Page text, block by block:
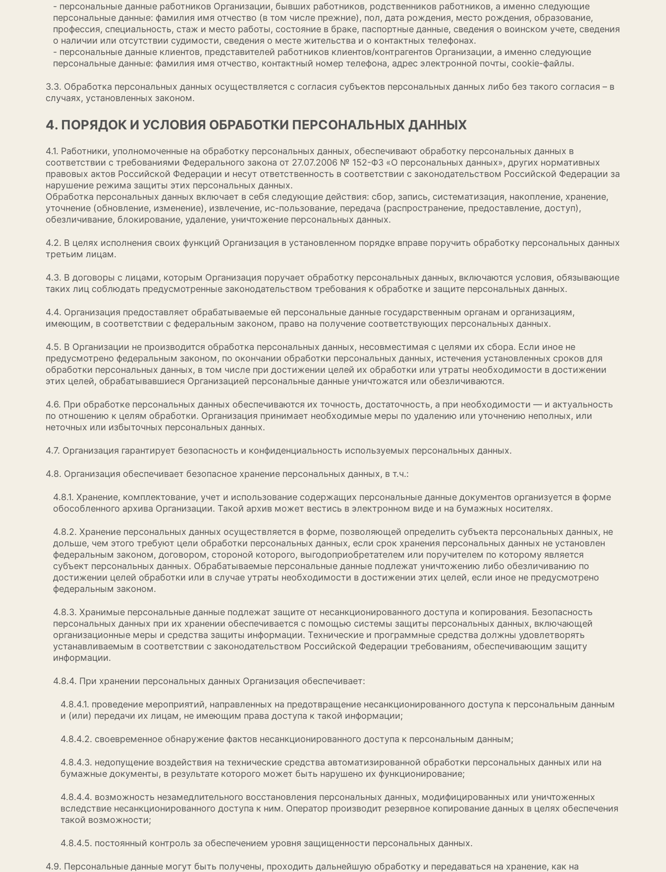
- персональные данные работников Организации, бывших работников, родственников работников, а именно следующие
персональные данные: фамилия имя отчество (в том числе прежние), пол, дата рождения, место рождения, образование,
профессия, специальность, стаж и место работы, состояние в браке, паспортные данные, сведения о воинском учете, сведения
о наличии или отсутствии судимости, сведения о месте жительства и о контактных телефонах.
- персональные данные клиентов, представителей работников клиентов/контрагентов Организации, а именно следующие
персональные данные: фамилия имя отчество, контактный номер телефона, адрес электронной почты, cookie-файлы.
3.3. Обработка персональных данных осуществляется с согласия субъектов персональных данных либо без такого согласия – в
случаях, установленных законом.
4. ПОРЯДОК И УСЛОВИЯ ОБРАБОТКИ ПЕРСОНАЛЬНЫХ ДАННЫХ
4.1. Работники, уполномоченные на обработку персональных данных, обеспечивают обработку персональных данных в
соответствии с требованиями Федерального закона от 27.07.2006 № 152-ФЗ «О персональных данных», других нормативных
правовых актов Российской Федерации и несут ответственность в соответствии с законодательством Российской Федерации за
нарушение режима защиты этих персональных данных.
Обработка персональных данных включает в себя следующие действия: сбор, запись, систематизация, накопление, хранение,
уточнение (обновление, изменение), извлечение, ис-пользование, передача (распространение, предоставление, доступ),
обезличивание, блокирование, удаление, уничтожение персональных данных.
4.2. В целях исполнения своих функций Организация в установленном порядке вправе поручить обработку персональных данных
третьим лицам.
4.3. В договоры с лицами, которым Организация поручает обработку персональных данных, включаются условия, обязывающие
таких лиц соблюдать предусмотренные законодательством требования к обработке и защите персональных данных.
4.4. Организация предоставляет обрабатываемые ей персональные данные государственным органам и организациям,
имеющим, в соответствии с федеральным законом, право на получение соответствующих персональных данных.
4.5. В Организации не производится обработка персональных данных, несовместимая с целями их сбора. Если иное не
предусмотрено федеральным законом, по окончании обработки персональных данных, истечения установленных сроков для
обработки персональных данных, в том числе при достижении целей их обработки или утраты необходимости в достижении
этих целей, обрабатывавшиеся Организацией персональные данные уничтожатся или обезличиваются.
4.6. При обработке персональных данных обеспечиваются их точность, достаточность, а при необходимости — и актуальность
по отношению к целям обработки. Организация принимает необходимые меры по удалению или уточнению неполных, или
неточных или избыточных персональных данных.
4.7. Организация гарантирует безопасность и конфиденциальность используемых персональных данных.
4.8. Организация обеспечивает безопасное хранение персональных данных, в т.ч.:
4.8.1. Хранение, комплектование, учет и использование содержащих персональные данные документов организуется в форме
обособленного архива Организации. Такой архив может вестись в электронном виде и на бумажных носителях.
4.8.2. Хранение персональных данных осуществляется в форме, позволяющей определить субъекта персональных данных, не
дольше, чем этого требуют цели обработки персональных данных, если срок хранения персональных данных не установлен
федеральным законом, договором, стороной которого, выгодоприобретателем или поручителем по которому является
субъект персональных данных. Обрабатываемые персональные данные подлежат уничтожению либо обезличиванию по
достижении целей обработки или в случае утраты необходимости в достижении этих целей, если иное не предусмотрено
федеральным законом.
4.8.3. Хранимые персональные данные подлежат защите от несанкционированного доступа и копирования. Безопасность
персональных данных при их хранении обеспечивается с помощью системы защиты персональных данных, включающей
организационные меры и средства защиты информации. Технические и программные средства должны удовлетворять
устанавливаемым в соответствии с законодательством Российской Федерации требованиям, обеспечивающим защиту
информации.
4.8.4. При хранении персональных данных Организация обеспечивает:
4.8.4.1. проведение мероприятий, направленных на предотвращение несанкционированного доступа к персональным данным
и (или) передачи их лицам, не имеющим права доступа к такой информации;
4.8.4.2. своевременное обнаружение фактов несанкционированного доступа к персональным данным;
4.8.4.3. недопущение воздействия на технические средства автоматизированной обработки персональных данных или на
бумажные документы, в результате которого может быть нарушено их функционирование;
4.8.4.4. возможность незамедлительного восстановления персональных данных, модифицированных или уничтоженных
вследствие несанкционированного доступа к ним. Оператор производит резервное копирование данных в целях обеспечения
такой возможности;
4.8.4.5. постоянный контроль за обеспечением уровня защищенности персональных данных.
4.9. Персональные данные могут быть получены, проходить дальнейшую обработку и передаваться на хранение, как на